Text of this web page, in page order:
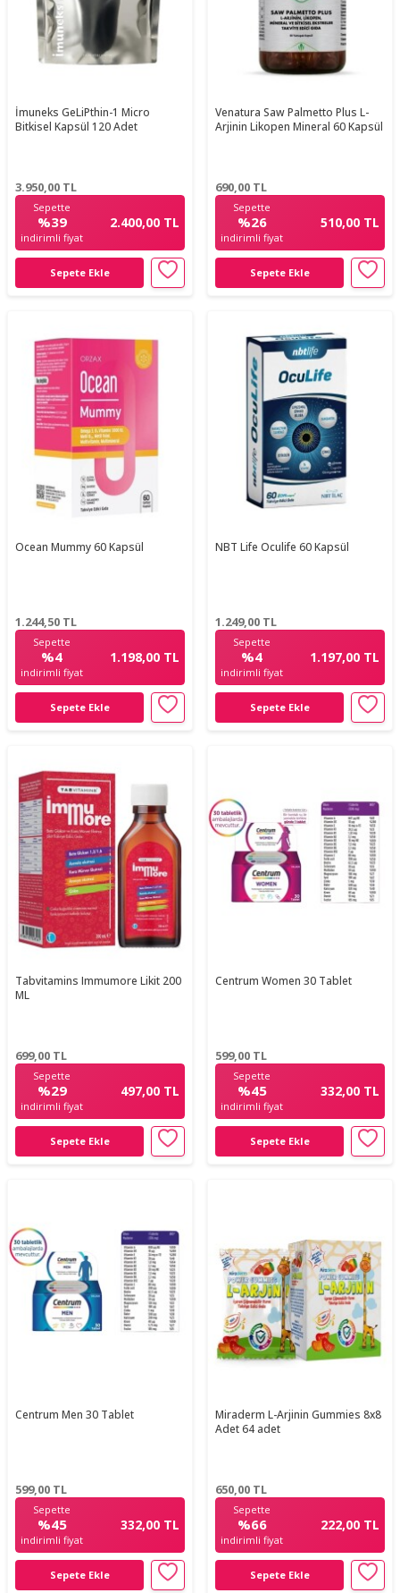
İmuneks GeLiPthin-1 Micro
Bitkisel Kapsül 120 Adet
3.950,00 TL
Sepette
%39
indirimli fiyat
2.400,00 TL
Sepete Ekle
Venatura Saw Palmetto Plus L-
Arjinin Likopen Mineral 60 Kapsül
690,00 TL
Sepette
%26
indirimli fiyat
510,00 TL
Sepete Ekle
Ocean Mummy 60 Kapsül
1.244,50 TL
Sepette
%4
indirimli fiyat
1.198,00 TL
Sepete Ekle
NBT Life Oculife 60 Kapsül
1.249,00 TL
Sepette
%4
indirimli fiyat
1.197,00 TL
Sepete Ekle
Tabvitamins Immumore Likit 200
ML
699,00 TL
Sepette
%29
indirimli fiyat
497,00 TL
Sepete Ekle
Centrum Women 30 Tablet
599,00 TL
Sepette
%45
indirimli fiyat
332,00 TL
Sepete Ekle
Centrum Men 30 Tablet
599,00 TL
Sepette
%45
indirimli fiyat
332,00 TL
Sepete Ekle
Miraderm L-Arjinin Gummies 8x8
Adet 64 adet
650,00 TL
Sepette
%66
indirimli fiyat
222,00 TL
Sepete Ekle